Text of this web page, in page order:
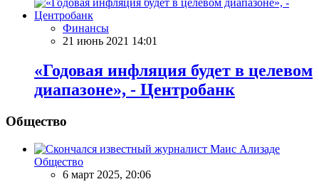
Финансы
21 июнь 2021 14:01
«Годовая инфляция будет в целевом
диапазоне», - Центробанк
Общество
Общество
6 март 2025, 20:06